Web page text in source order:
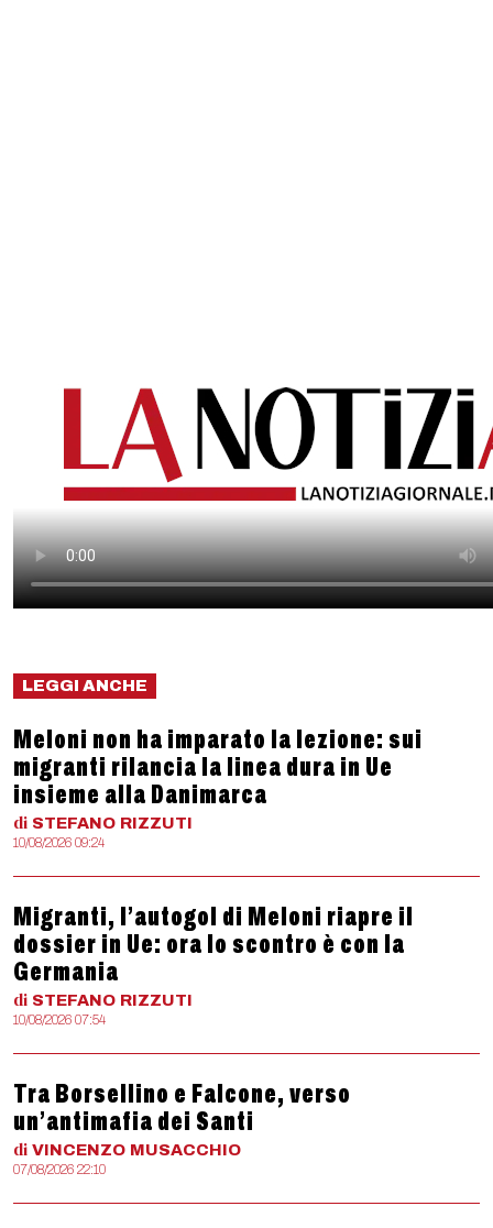
LEGGI ANCHE
Meloni non ha imparato la lezione: sui
migranti rilancia la linea dura in Ue
insieme alla Danimarca
di STEFANO RIZZUTI
10/08/2026 09:24
Migranti, l’autogol di Meloni riapre il
dossier in Ue: ora lo scontro è con la
Germania
di STEFANO RIZZUTI
10/08/2026 07:54
Tra Borsellino e Falcone, verso
un’antimafia dei Santi
di VINCENZO MUSACCHIO
07/08/2026 22:10